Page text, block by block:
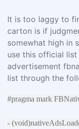
It is too laggy to
carton is if
somewhat high in
use this official
advertisement
list through the
#pragma mark
-